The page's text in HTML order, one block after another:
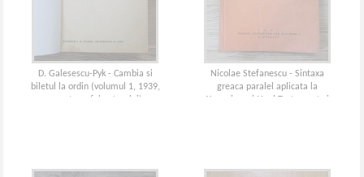
D. Galesescu-Pyk - Cambia si
biletul la ordin (volumul 1, 1939,
cu autograful autorului)
Nicolae Stefanescu - Sintaxa
greaca paralel aplicata la
Xenophon si Noul Testament si